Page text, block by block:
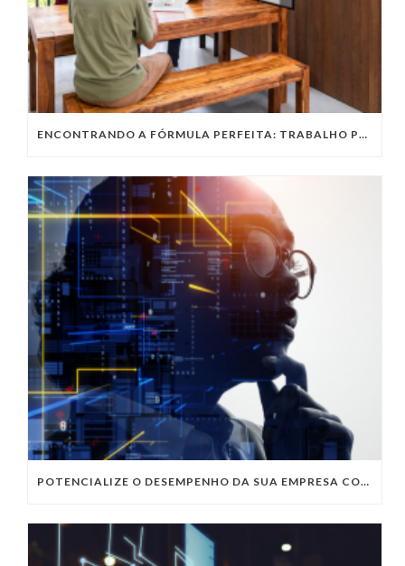
ENCONTRANDO A FÓRMULA PERFEITA: TRABALHO PRESENCIAL, HOME OFFICE OU TRABALHO HÍBRIDO?
POTENCIALIZE O DESEMPENHO DA SUA EMPRESA COM OS SERVIÇOS DE TI DA VIVO VITA